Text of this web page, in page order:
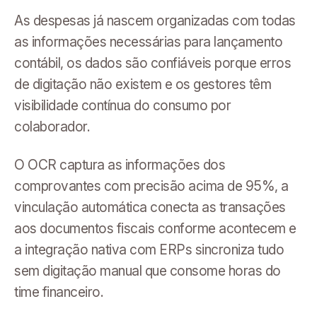
As despesas já nascem organizadas com todas
as informações necessárias para lançamento
contábil, os dados são confiáveis porque erros
de digitação não existem e os gestores têm
visibilidade contínua do consumo por
colaborador.
O OCR captura as informações dos
comprovantes com precisão acima de 95%, a
vinculação automática conecta as transações
aos documentos fiscais conforme acontecem e
a integração nativa com ERPs sincroniza tudo
sem digitação manual que consome horas do
time financeiro.